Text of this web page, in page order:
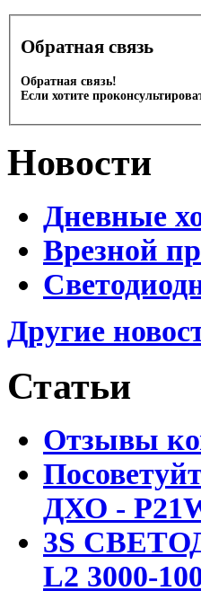
Обратная связь
Обратная связь!
Если хотите
Новости
Дневные
Врезной
Другие
Статьи
Отзывы
ДХО -
3S
L2 3000-